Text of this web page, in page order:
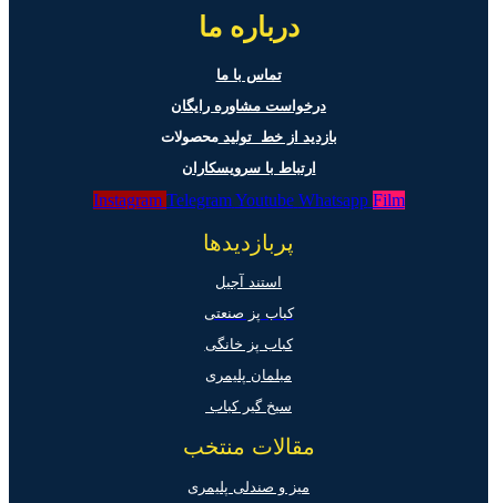
درباره ما
تماس با ما
درخواست مشاوره رایگان
بازدید از خط تولیدمحصولات
ارتباط با سرویسکاران
Instagram Telegram Youtube Whatsapp Film
پربازدیدها
استند آجیل
کباب پز صنعتی
کباب پز خانگی
مبلمان پلیمری
سیخ گیر کباب
مقالات منتخب
میز و صندلی پلیمری